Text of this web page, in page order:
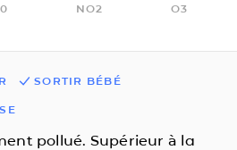
NO2 O3
SORTIR BÉBÉ
pollué. Supérieur à la